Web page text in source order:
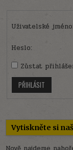
Uživatelské jméno:
Heslo:
Zůstat
PŘIHLÁSIT
Vytiskněte si